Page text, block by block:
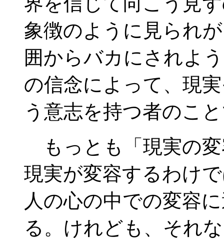
象徴のように見られ
囲からバカにされよ
の信念によって、現
う意志を持つ者のこ
もっとも「現実の
現実が変容するわけ
人の心の中での変容
る。けれども、それ